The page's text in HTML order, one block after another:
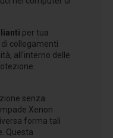
per tua
collegamenti
all'interno delle
senza
Xenon
forma tali
Questa